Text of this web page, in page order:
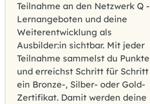
Teilnahme an den Netzwerk Q -
Lernangeboten und deine
Weiterentwicklung als
Ausbilder:in sichtbar. Mit jeder
Teilnahme sammelst du Punkte
und erreichst Schritt für Schritt
ein Bronze-, Silber- oder Gold-
Zertifikat. Damit werden deine